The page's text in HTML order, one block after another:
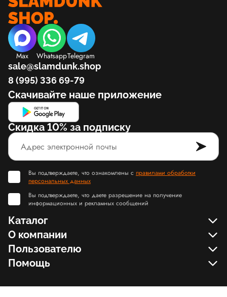
Max WhatsappTelegram
sale@slamdunk.shop
8 (995) 336 69-79
Скачивайте наше приложение
Скидка 10% за подписку
Вы подтверждаете, что ознакомлены с правилами обработки
персональных данных
Вы подтверждаете, что даете разрешение на получение
информационных и рекламных сообщений
Каталог
О компании
Пользователю
Помощь